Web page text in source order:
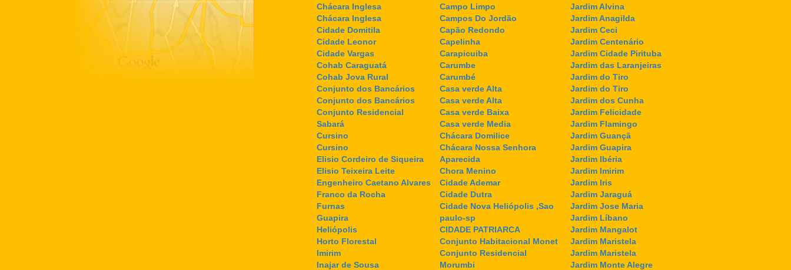
Chácara Inglesa
Chácara Inglesa
Cidade Domitila
Cidade Leonor
Cidade Vargas
Cohab Caraguatá
Cohab Jova Rural
Conjunto dos Bancários
Conjunto dos Bancários
Conjunto Residencial
Sabará
Cursino
Cursino
Elisio Cordeiro de Siqueira
Elisio Teixeira Leite
Engenheiro Caetano Alvares
Franco da Rocha
Furnas
Guapira
Heliópolis
Horto Florestal
Imirim
Inajar de Sousa
Campo Limpo
Campos Do Jordão
Capão Redondo
Capelinha
Carapicuiba
Carumbe
Carumbé
Casa verde Alta
Casa verde Alta
Casa verde Baixa
Casa verde Media
Chácara Domilice
Chácara Nossa Senhora
Aparecida
Chora Menino
Cidade Ademar
Cidade Dutra
Cidade Nova Heliópolis ,Sao
paulo-sp
CIDADE PATRIARCA
Conjunto Habitacional Monet
Conjunto Residencial
Morumbi
Jardim Alvina
Jardim Anagilda
Jardim Ceci
Jardim Centenário
Jardim Cidade Pirituba
Jardim das Laranjeiras
Jardim do Tiro
Jardim do Tiro
Jardim dos Cunha
Jardim Felicidade
Jardim Flamingo
Jardim Guançã
Jardim Guapira
Jardim Ibéria
Jardim Imirim
Jardim Iris
Jardim Jaraguá
Jardim Jose Maria
Jardim Líbano
Jardim Mangalot
Jardim Maristela
Jardim Maristela
Jardim Monte Alegre